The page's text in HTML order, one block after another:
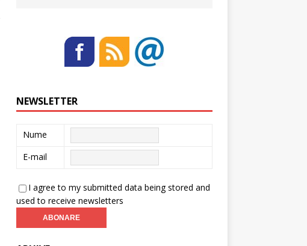
NEWSLETTER
Nume
E-mail
I agree to my submitted data being stored and
used to receive newsletters